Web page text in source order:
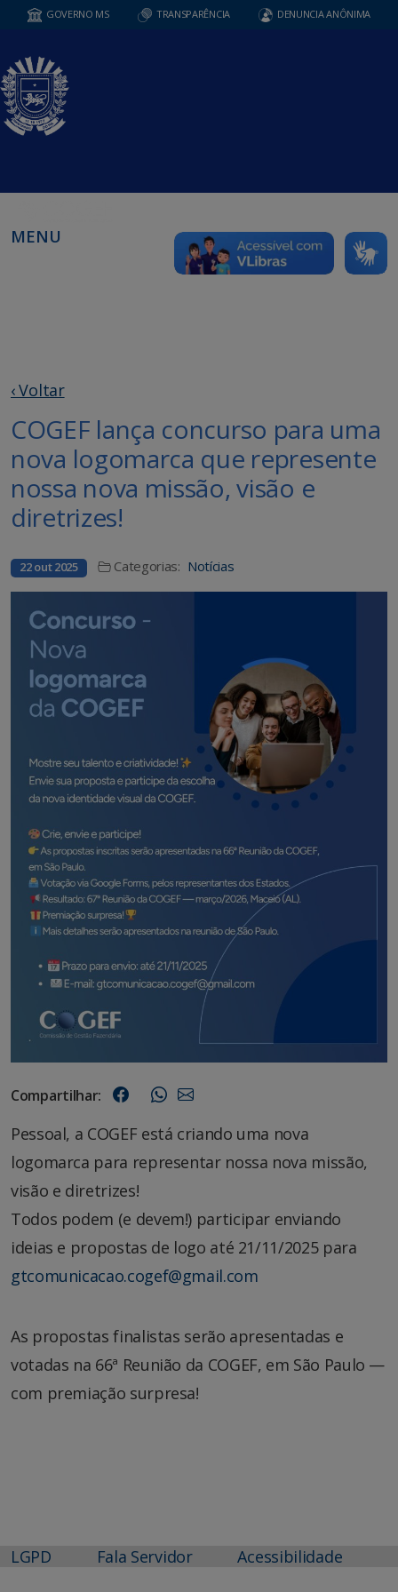
GOVERNO MS TRANSPARÊNCIA DENUNCIA ANÔNIMA
MENU
‹ Voltar
COGEF lança concurso para uma
nova logomarca que represente
nossa nova missão, visão e
diretrizes!
22 out 2025 Categorias: Notícias
Compartilhar:
Pessoal, a COGEF está criando uma nova
logomarca para representar nossa nova missão,
visão e diretrizes!
Todos podem (e devem!) participar enviando
ideias e propostas de logo até 21/11/2025 para
gtcomunicacao.cogef@gmail.com
As propostas finalistas serão apresentadas e
votadas na 66ª Reunião da COGEF, em São Paulo —
com premiação surpresa!
LGPD Fala Servidor Acessibilidade